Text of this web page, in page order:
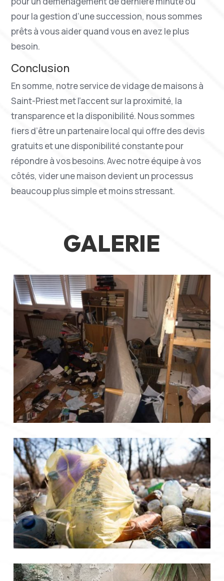
pour la gestion d’une succession, nous sommes
prêts à vous aider quand vous en avez le plus
besoin.
Conclusion
En somme, notre service de vidage de maisons à
Saint-Priest met l’accent sur la proximité, la
transparence et la disponibilité. Nous sommes
fiers d’être un partenaire local qui offre des devis
gratuits et une disponibilité constante pour
répondre à vos besoins. Avec notre équipe à vos
côtés, vider une maison devient un processus
beaucoup plus simple et moins stressant.
GALERIE